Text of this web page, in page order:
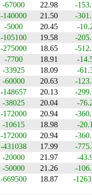
-67000 22.98
-
-140000 21.50
-
-5000 20.45
-
-105100 19.58
-
-275000 18.65
-
-7700 18.91
-
-33925 18.09
-
-60000 20.63
-
-148657 20.13
-
-38025 20.04
-
-172000 20.94
-
-10615 18.98
-
-172000 20.94
-
-431038 17.99
-
-20000 21.97
-
-50000 21.26
-
-669500 18.87 -